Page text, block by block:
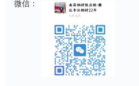
微信：